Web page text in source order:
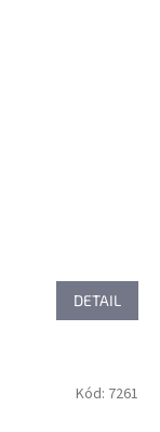
DETAIL
Kód: 7261